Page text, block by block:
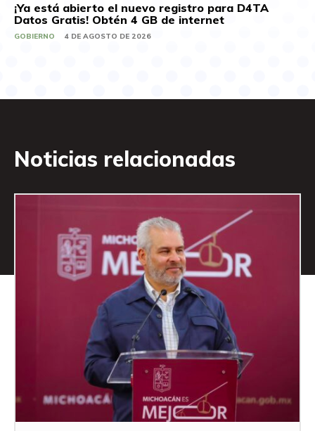
¡Ya está abierto el nuevo registro para D4TA
Datos Gratis! Obtén 4 GB de internet
GOBIERNO 4 DE AGOSTO DE 2026
Noticias relacionadas